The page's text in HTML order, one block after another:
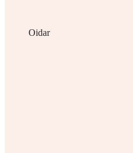
Oidar